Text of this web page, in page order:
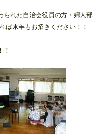
られた自治会役員の方・婦人部
ば来年もお招きください！！
！